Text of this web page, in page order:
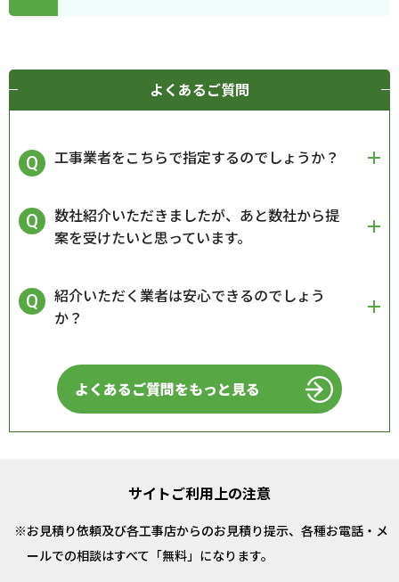
よくあるご質問
工事業者をこちらで指定するのでしょうか？
数社紹介いただきましたが、あと数社から提
案を受けたいと思っています。
紹介いただく業者は安心できるのでしょう
か？
よくあるご質問をもっと見る
サイトご利用上の注意
お見積り依頼及び各工事店からのお見積り提示、各種お電話・メ
ールでの相談はすべて「無料」になります。